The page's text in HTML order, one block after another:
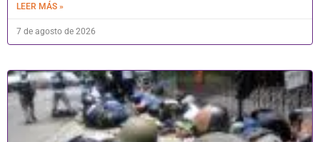
LEER MÁS »
7 de agosto de 2026